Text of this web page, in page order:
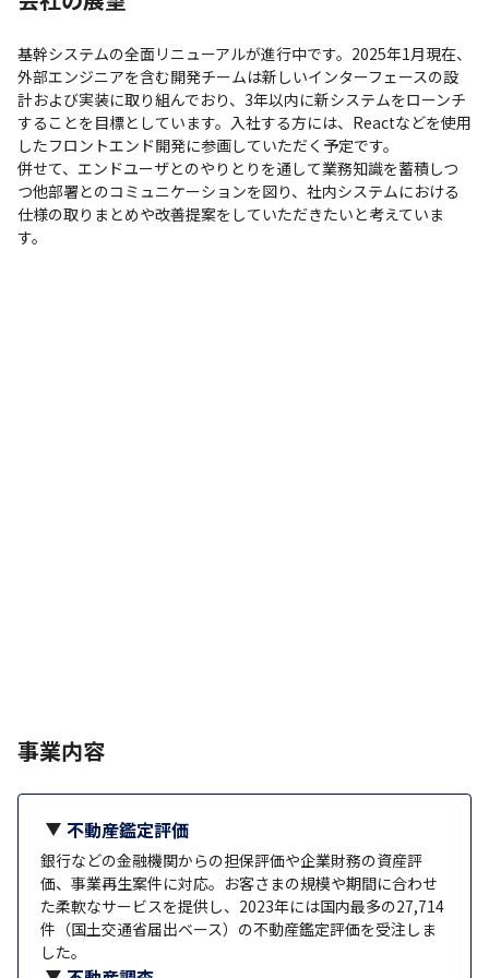
基幹システムの全面リニューアルが進行中です。2025年1月現在、
外部エンジニアを含む開発チームは新しいインターフェースの設
計および実装に取り組んでおり、3年以内に新システムをローンチ
することを目標としています。入社する方には、Reactなどを使用
したフロントエンド開発に参画していただく予定です。
併せて、エンドユーザとのやりとりを通して業務知識を蓄積しつ
つ他部署とのコミュニケーションを図り、社内システムにおける
仕様の取りまとめや改善提案をしていただきたいと考えていま
す。
事業内容
不動産鑑定評価
銀行などの金融機関からの担保評価や企業財務の資産評
価、事業再生案件に対応。お客さまの規模や期間に合わせ
た柔軟なサービスを提供し、2023年には国内最多の27,714
件（国土交通省届出ベース）の不動産鑑定評価を受注しま
した。